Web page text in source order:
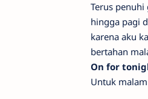
Terus penuhi
hingga pagi
karena aku
bertahan
On for
Untuk